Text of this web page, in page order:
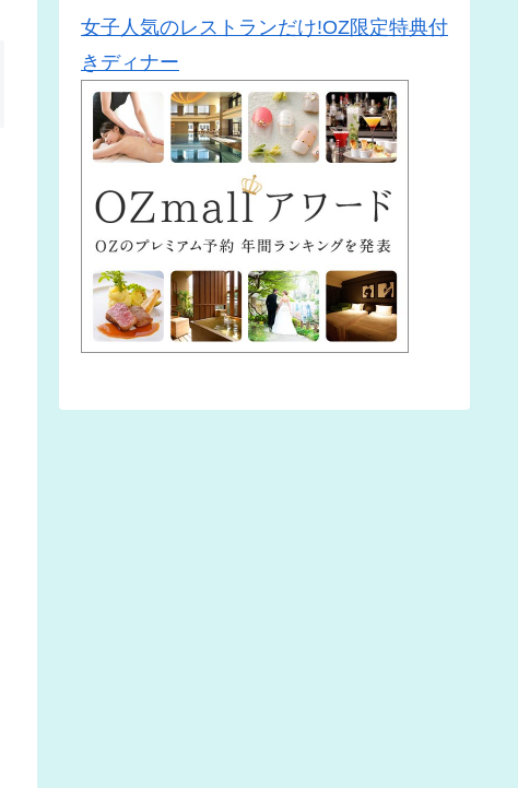
女子人気のレストランだけ!OZ限定特典付
きディナー